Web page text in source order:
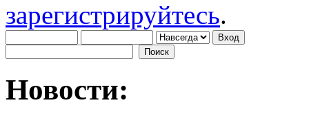
зарегистрируйтесь.
Новости: